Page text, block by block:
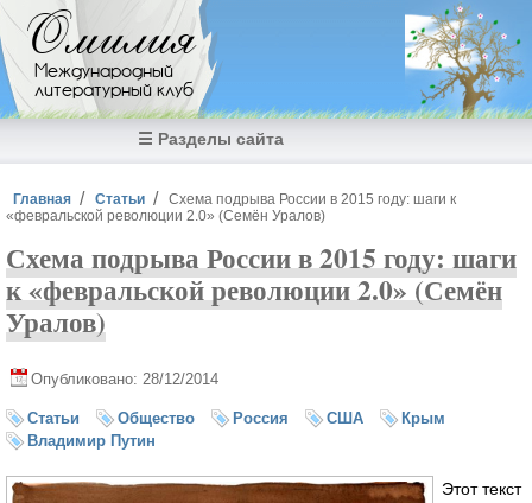
Перейти к основному содержанию
Омилия
Международный
литературный клуб
☰ Разделы сайта
Вы здесь
Главная Статьи
Схема подрыва России в 2015 году: шаги к
«февральской революции 2.0» (Семён Уралов)
Схема подрыва России в 2015 году: шаги
к «февральской революции 2.0» (Семён
Уралов)
Опубликовано: 28/12/2014
Статьи Общество Россия США
Крым
Владимир Путин
Этот текст